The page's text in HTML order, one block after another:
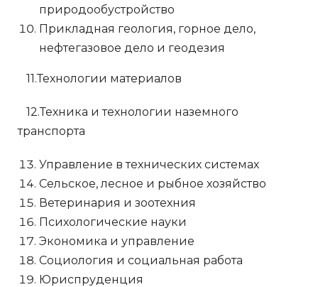
природообустройство
Прикладная геология, горное дело,
нефтегазовое дело и геодезия
11.Технологии материалов
12.Техника и технологии наземного
транспорта
Управление в технических системах
Сельское, лесное и рыбное хозяйство
Ветеринария и зоотехния
Психологические науки
Экономика и управление
Социология и социальная работа
Юриспруденция